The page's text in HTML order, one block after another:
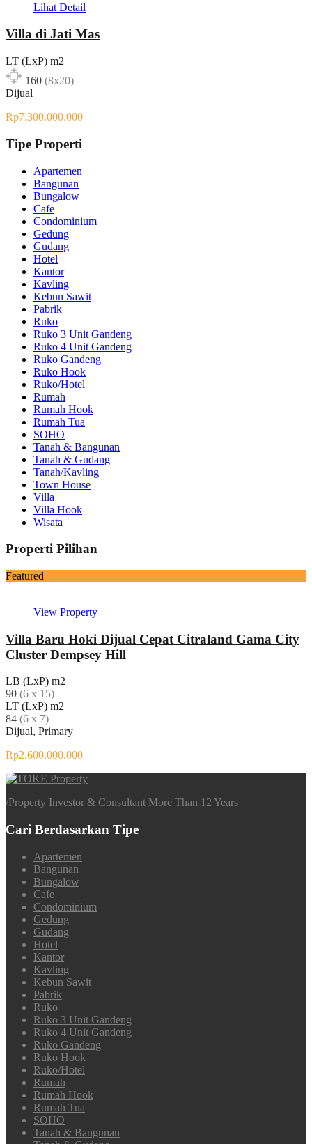
Lihat Detail
Villa di Jati Mas
LT (LxP) m2
160 (8x20)
Dijual
Rp7.300.000.000
Tipe Properti
Apartemen
Bangunan
Bungalow
Cafe
Condominium
Gedung
Gudang
Hotel
Kantor
Kavling
Kebun Sawit
Pabrik
Ruko
Ruko 3 Unit Gandeng
Ruko 4 Unit Gandeng
Ruko Gandeng
Ruko Hook
Ruko/Hotel
Rumah
Rumah Hook
Rumah Tua
SOHO
Tanah & Bangunan
Tanah & Gudang
Tanah/Kavling
Town House
Villa
Villa Hook
Wisata
Properti Pilihan
Featured
View Property
Villa Baru Hoki Dijual Cepat Citraland Gama City
Cluster Dempsey Hill
LB (LxP) m2
90 (6 x 15)
LT (LxP) m2
84 (6 x 7)
Dijual, Primary
Rp2.600.000.000
/Property Investor & Consultant More Than 12 Years
Cari Berdasarkan Tipe
Apartemen
Bangunan
Bungalow
Cafe
Condominium
Gedung
Gudang
Hotel
Kantor
Kavling
Kebun Sawit
Pabrik
Ruko
Ruko 3 Unit Gandeng
Ruko 4 Unit Gandeng
Ruko Gandeng
Ruko Hook
Ruko/Hotel
Rumah
Rumah Hook
Rumah Tua
SOHO
Tanah & Bangunan